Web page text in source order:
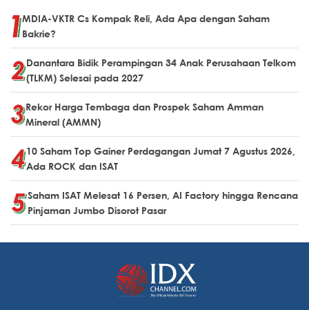
MDIA-VKTR Cs Kompak Reli, Ada Apa dengan Saham
Bakrie?
Danantara Bidik Perampingan 34 Anak Perusahaan Telkom
(TLKM) Selesai pada 2027
Rekor Harga Tembaga dan Prospek Saham Amman
Mineral (AMMN)
10 Saham Top Gainer Perdagangan Jumat 7 Agustus 2026,
Ada ROCK dan ISAT
Saham ISAT Melesat 16 Persen, AI Factory hingga Rencana
Pinjaman Jumbo Disorot Pasar